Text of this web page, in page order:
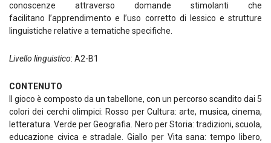
conoscenze attraverso domande stimolanti che
facilitano l’apprendimento e l’uso corretto di lessico e strutture
linguistiche relative a tematiche specifiche.
Livello linguistico: A2-B1
CONTENUTO
Il gioco è composto da un tabellone, con un percorso scandito dai 5
colori dei cerchi olimpici: Rosso per Cultura: arte, musica, cinema,
letteratura. Verde per Geografia. Nero per Storia: tradizioni, scuola,
educazione civica e stradale. Giallo per Vita sana: tempo libero,